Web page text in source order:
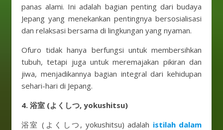
panas alami. Ini adalah bagian penting dari budaya
Jepang yang menekankan pentingnya bersosialisasi
dan relaksasi bersama di lingkungan yang nyaman.
Ofuro tidak hanya berfungsi untuk membersihkan
tubuh, tetapi juga untuk meremajakan pikiran dan
jiwa, menjadikannya bagian integral dari kehidupan
sehari-hari di Jepang.
4. 浴室 (よくしつ, yokushitsu)
浴室 (よくしつ, yokushitsu) adalah istilah dalam